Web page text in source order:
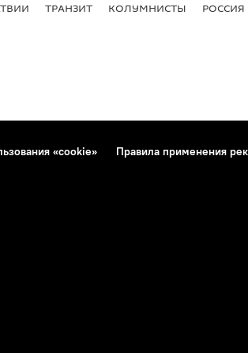
ТРАНЗИТ КОЛУМНИСТЫ РОССИЯ
«cookie»
Правила применения